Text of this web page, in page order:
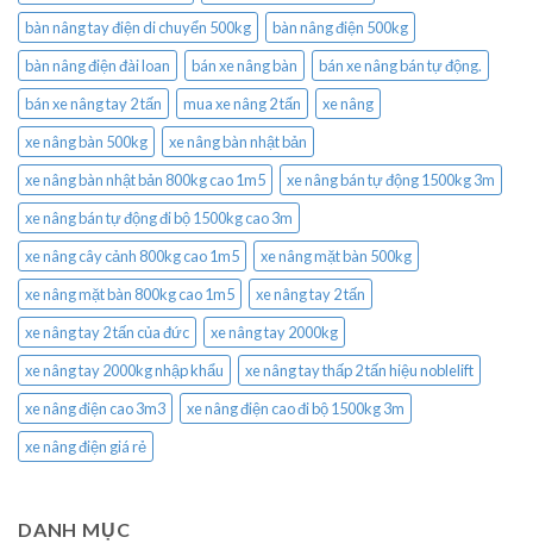
bàn nâng tay điện di chuyển 500kg
bàn nâng điện 500kg
bàn nâng điện đài loan
bán xe nâng bàn
bán xe nâng bán tự động.
bán xe nâng tay 2 tấn
mua xe nâng 2 tấn
xe nâng
xe nâng bàn 500kg
xe nâng bàn nhật bản
xe nâng bàn nhật bản 800kg cao 1m5
xe nâng bán tự động 1500kg 3m
xe nâng bán tự động đi bộ 1500kg cao 3m
xe nâng cây cảnh 800kg cao 1m5
xe nâng mặt bàn 500kg
xe nâng mặt bàn 800kg cao 1m5
xe nâng tay 2 tấn
xe nâng tay 2 tấn của đức
xe nâng tay 2000kg
xe nâng tay 2000kg nhập khẩu
xe nâng tay thấp 2 tấn hiệu noblelift
xe nâng điện cao 3m3
xe nâng điện cao đi bộ 1500kg 3m
xe nâng điện giá rẻ
DANH MỤC